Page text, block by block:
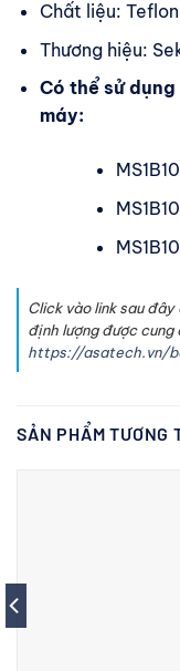
Chất liệu: Teflon
Thương hiệu:
Có thể sử
máy:
Click vào link sau
định lượng được
https://asatech.vn/
SẢN PHẨM TƯƠNG